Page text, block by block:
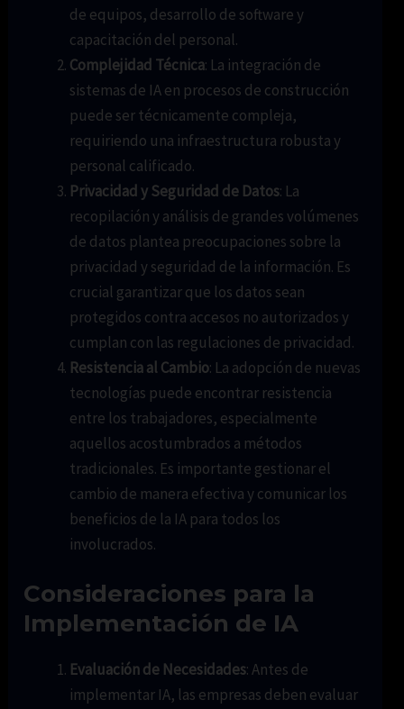
de equipos, desarrollo de software y
capacitación del personal.
Complejidad Técnica: La integración de
sistemas de IA en procesos de construcción
puede ser técnicamente compleja,
requiriendo una infraestructura robusta y
personal calificado.
Privacidad y Seguridad de Datos: La
recopilación y análisis de grandes volúmenes
de datos plantea preocupaciones sobre la
privacidad y seguridad de la información. Es
crucial garantizar que los datos sean
protegidos contra accesos no autorizados y
cumplan con las regulaciones de privacidad.
Resistencia al Cambio: La adopción de nuevas
tecnologías puede encontrar resistencia
entre los trabajadores, especialmente
aquellos acostumbrados a métodos
tradicionales. Es importante gestionar el
cambio de manera efectiva y comunicar los
beneficios de la IA para todos los
involucrados.
Consideraciones para la
Implementación de IA
Evaluación de Necesidades: Antes de
implementar IA, las empresas deben evaluar